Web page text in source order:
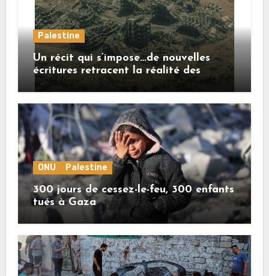
Palestine
Un récit qui s’impose…de nouvelles
écritures retracent la réalité des
crimes sionistes à Gaza
ONU Palestine
300 jours de cessez-le-feu, 300 enfants
tués à Gaza